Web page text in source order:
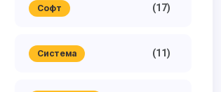
Софт (17)
Система (11)